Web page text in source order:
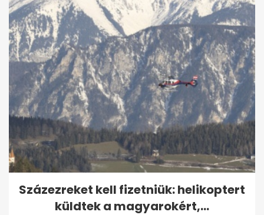
Százezreket kell fizetniük: helikoptert
küldtek a magyarokért,...